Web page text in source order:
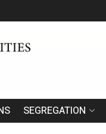
SEGREGATION